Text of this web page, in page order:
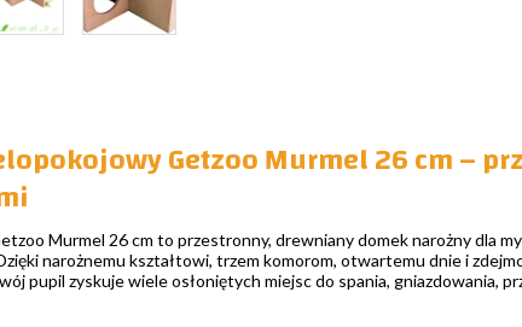
Getzoo Murmel 26 cm –
Murmel 26 cm to przestronny, drewniany domek narożny dla
narożnemu kształtowi, trzem komorom, otwartemu dnie i
pupil zyskuje wiele osłoniętych miejsc do spania, gniazdowania,